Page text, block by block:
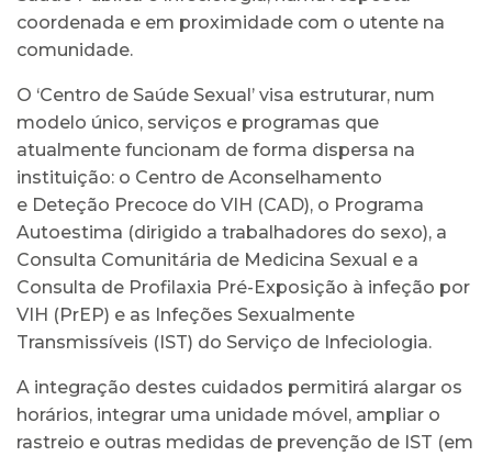
coordenada e em proximidade com o utente na
comunidade.
O ‘Centro de Saúde Sexual’ visa estruturar, num
modelo único, serviços e programas que
atualmente funcionam de forma dispersa na
instituição: o Centro de Aconselhamento
e Deteção Precoce do VIH (CAD), o Programa
Autoestima (dirigido a trabalhadores do sexo), a
Consulta Comunitária de Medicina Sexual e a
Consulta de Profilaxia Pré-Exposição à infeção por
VIH (PrEP) e as Infeções Sexualmente
Transmissíveis (IST) do Serviço de Infeciologia.
A integração destes cuidados permitirá alargar os
horários, integrar uma unidade móvel, ampliar o
rastreio e outras medidas de prevenção de IST (em